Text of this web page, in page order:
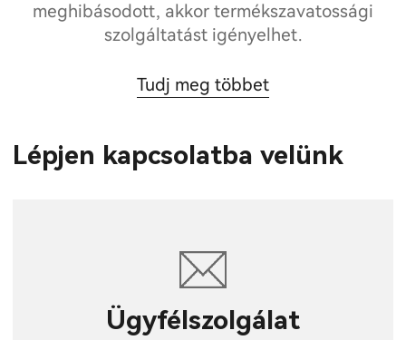
meghibásodott, akkor termékszavatossági
szolgáltatást igényelhet.
Tudj meg többet
Lépjen kapcsolatba velünk
Ügyfélszolgálat